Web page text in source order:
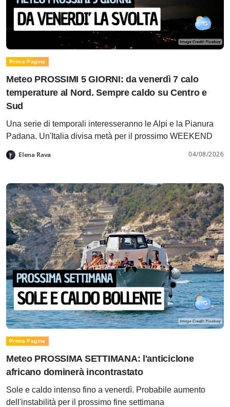
Prima Pagina
Meteo PROSSIMI 5 GIORNI: da venerdì 7 calo
temperature al Nord. Sempre caldo su Centro e
Sud
Una serie di temporali interesseranno le Alpi e la Pianura
Padana. Un'Italia divisa metà per il prossimo WEEKEND
Elena Rava 04/08/2026
Prima Pagina
Meteo PROSSIMA SETTIMANA: l'anticiclone
africano dominerà incontrastato
Sole e caldo intenso fino a venerdì. Probabile aumento
dell'instabilità per il prossimo fine settimana